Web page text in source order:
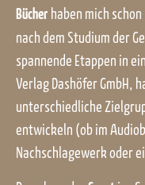
Bücher haben mich
nach dem Studium der
spannende Etappen in
Verlag Dashöfer GmbH,
unterschiedliche
entwickeln (ob im
Nachschlagewerk oder